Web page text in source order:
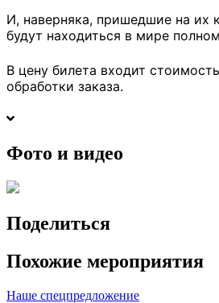
И, наверняка, пришедшие на их
будут находиться в мире
В цену билета входит
обработки заказа.
Фото и видео
Поделиться
Похожие мероприятия
Наше спецпредложение